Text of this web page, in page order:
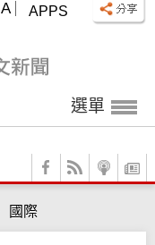
APPS
A
選單
國際